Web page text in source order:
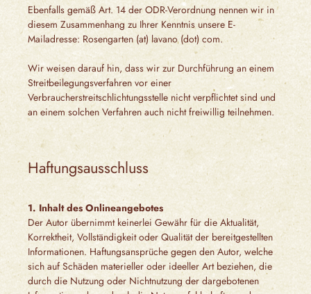
Ebenfalls gemäß Art. 14 der ODR-Verordnung nennen wir in
diesem Zusammenhang zu Ihrer Kenntnis unsere E-
Mailadresse: Rosengarten (at) lavano (dot) com.
Wir weisen darauf hin, dass wir zur Durchführung an einem
Streitbeilegungsverfahren vor einer
Verbraucherstreitschlichtungsstelle nicht verpflichtet sind und
an einem solchen Verfahren auch nicht freiwillig teilnehmen.
Haftungsausschluss
1. Inhalt des Onlineangebotes
Der Autor übernimmt keinerlei Gewähr für die Aktualität,
Korrektheit, Vollständigkeit oder Qualität der bereitgestellten
Informationen. Haftungsansprüche gegen den Autor, welche
sich auf Schäden materieller oder ideeller Art beziehen, die
durch die Nutzung oder Nichtnutzung der dargebotenen